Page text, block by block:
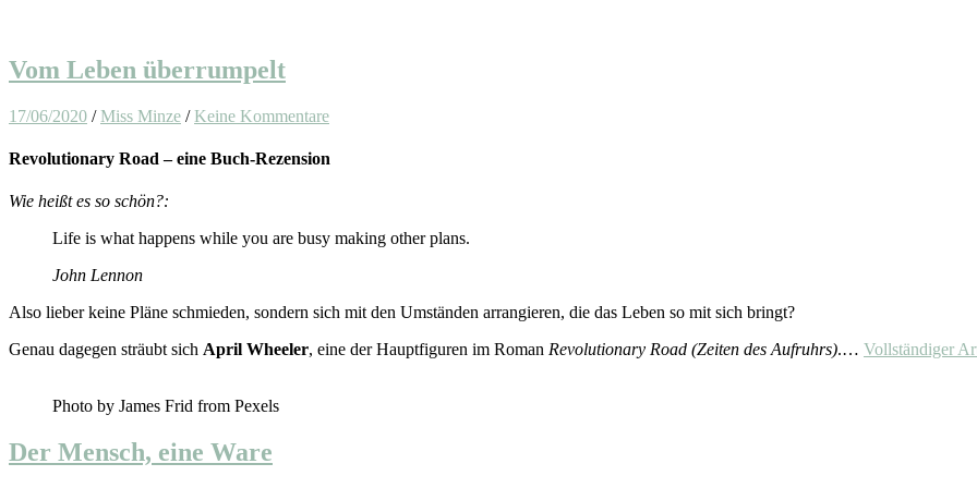
Vom Leben überrumpelt
17/06/2020 /Miss Minze /Keine Kommentare
Revolutionary Road – eine Buch-Rezension
Wie heißt es so schön?:
Life is what happens while you are busy making other plans.
John Lennon
Also lieber keine Pläne schmieden, sondern sich mit den Umständen arrangieren, die das Leben so mit sich bringt?
Genau dagegen sträubt sich April Wheeler, eine der Hauptfiguren im Roman Revolutionary Road (Zeiten des Aufruhrs).… Vollständiger
Photo by James Frid from Pexels
Der Mensch, eine Ware